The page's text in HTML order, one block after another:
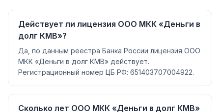
Действует ли лицензия ООО МКК «Деньги в
долг КМВ»?
Да, по данным реестра Банка России лицензия ООО
МКК «Деньги в долг КМВ» действует.
Регистрационный номер ЦБ РФ: 651403707004922.
Сколько лет ООО МКК «Деньги в долг КМВ»